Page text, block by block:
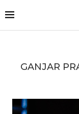
GANJAR